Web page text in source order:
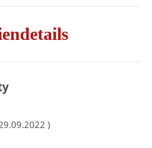
)